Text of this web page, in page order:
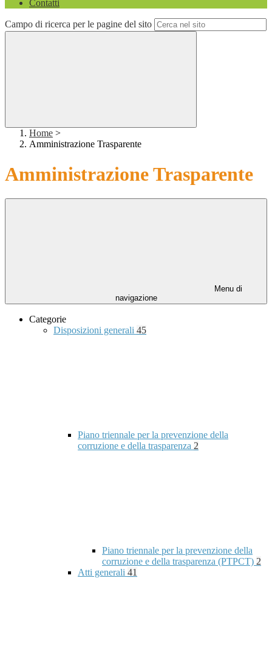
Contatti
Campo di ricerca per le pagine del sito
Home >
Amministrazione Trasparente
Amministrazione Trasparente
Menu di
navigazione
Categorie
Disposizioni generali 45
Piano triennale per la prevenzione della
corruzione e della trasparenza 2
Piano triennale per la prevenzione della
corruzione e della trasparenza (PTPCT) 2
Atti generali 41